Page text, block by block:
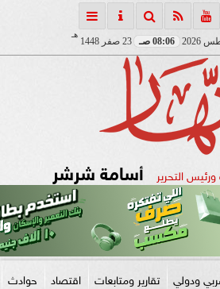
08:06 صـ 23 صفر 1448
هـ
التحرير أسامة شرشر
ودولي تقارير ومتابعات اقتصاد حوادث